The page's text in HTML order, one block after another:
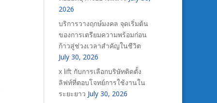
2026
บริการวางฤกษ์มงคล จุดเริ่มต้น
ของการเตรียมความพร้อมก่อน
ก้าวสู่ช่วงเวลาสำคัญในชีวิต
July 30, 2026
x lift กับการเลือกบริษัทติดตั้ง
ลิฟท์ที่ตอบโจทย์การใช้งานใน
ระยะยาว July 30, 2026